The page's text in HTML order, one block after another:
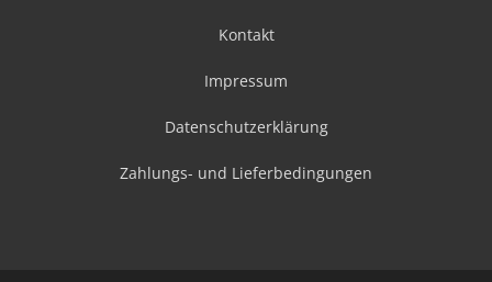
Kontakt
Impressum
Datenschutzerklärung
Zahlungs- und Lieferbedingungen